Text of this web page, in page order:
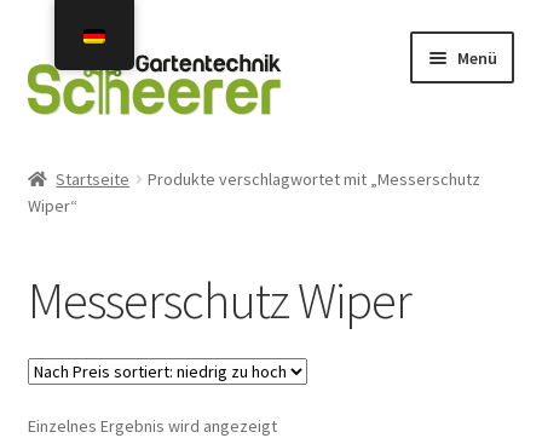
Navigation
springen
Inhalt
springen
Menü
Angebote
Startseite
Produkte verschlagwortet mit „Messerschutz
Wiper“
Messerschutz Wiper
Einzelnes Ergebnis wird angezeigt